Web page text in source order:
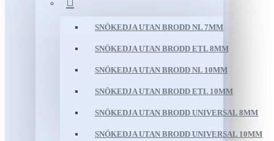
SNÖKEDJA UTAN BRODD NL 7MM
SNÖKEDJA UTAN BRODD ETL 8MM
SNÖKEDJA UTAN BRODD NL 10MM
SNÖKEDJA UTAN BRODD ETL 10MM
SNÖKEDJA UTAN BRODD UNIVERSAL 8MM
SNÖKEDJA UTAN BRODD UNIVERSAL 10MM